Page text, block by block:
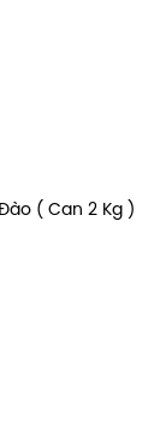
( Can 2 Kg )